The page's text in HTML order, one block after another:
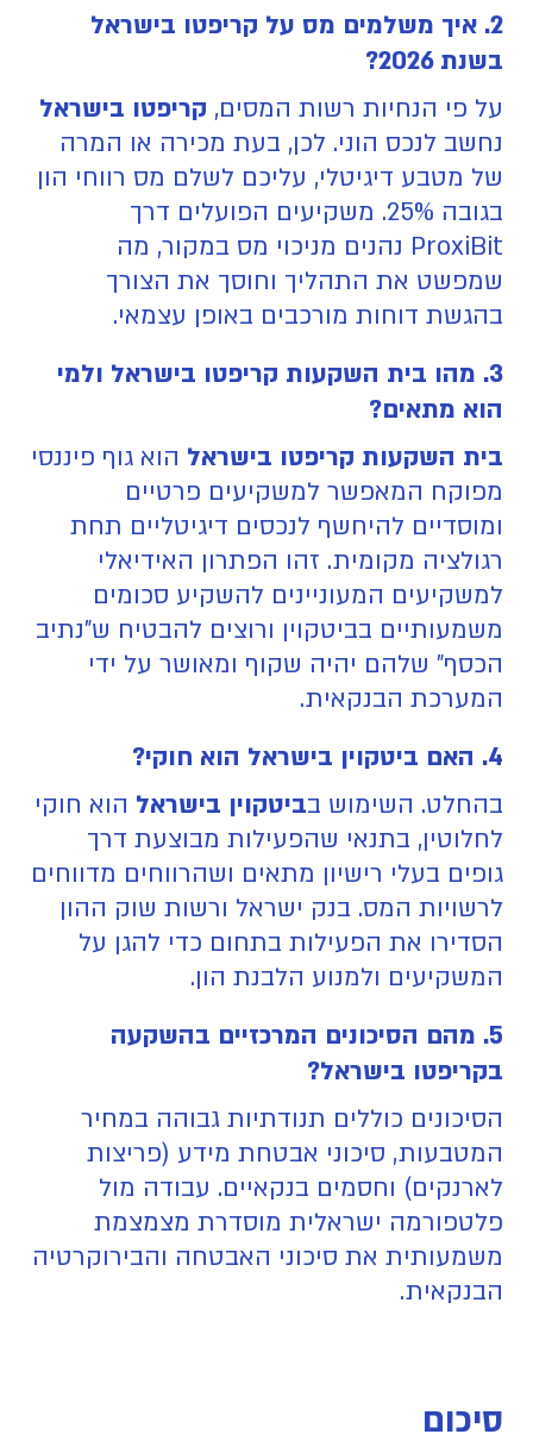
2. איך משלמים מס על קריפטו בישראל
בשנת 2026?
על פי הנחיות רשות המסים, קריפטו בישראל
נחשב לנכס הוני. לכן, בעת מכירה או המרה
של מטבע דיגיטלי, עליכם לשלם מס רווחי הון
בגובה 25%. משקיעים הפועלים דרך
ProxiBit נהנים מניכוי מס במקור, מה
שמפשט את התהליך וחוסך את הצורך
בהגשת דוחות מורכבים באופן עצמאי.
3. מהו בית השקעות קריפטו בישראל ולמי
הוא מתאים?
בית השקעות קריפטו בישראל הוא גוף פיננסי
מפוקח המאפשר למשקיעים פרטיים
ומוסדיים להיחשף לנכסים דיגיטליים תחת
רגולציה מקומית. זהו הפתרון האידיאלי
למשקיעים המעוניינים להשקיע סכומים
משמעותיים בביטקוין ורוצים להבטיח ש"נתיב
הכסף" שלהם יהיה שקוף ומאושר על ידי
המערכת הבנקאית.
4. האם ביטקוין בישראל הוא חוקי?
בהחלט. השימוש בביטקוין בישראל הוא חוקי
לחלוטין, בתנאי שהפעילות מבוצעת דרך
גופים בעלי רישיון מתאים ושהרווחים מדווחים
לרשויות המס. בנק ישראל ורשות שוק ההון
הסדירו את הפעילות בתחום כדי להגן על
המשקיעים ולמנוע הלבנת הון.
5. מהם הסיכונים המרכזיים בהשקעה
בקריפטו בישראל?
הסיכונים כוללים תנודתיות גבוהה במחיר
המטבעות, סיכוני אבטחת מידע (פריצות
לארנקים) וחסמים בנקאיים. עבודה מול
פלטפורמה ישראלית מוסדרת מצמצמת
משמעותית את סיכוני האבטחה והבירוקרטיה
הבנקאית.
סיכום